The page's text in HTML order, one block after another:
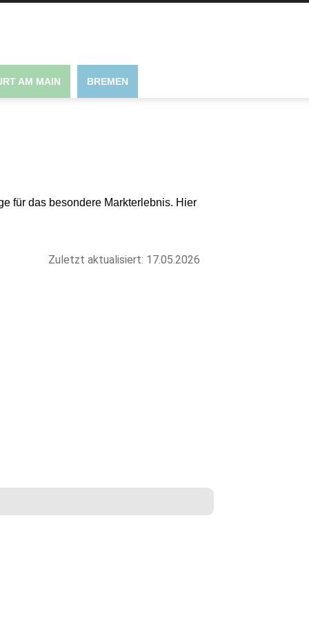
AM MAIN BREMEN
für das besondere Markterlebnis. Hier
Zuletzt aktualisiert: 17.05.2026